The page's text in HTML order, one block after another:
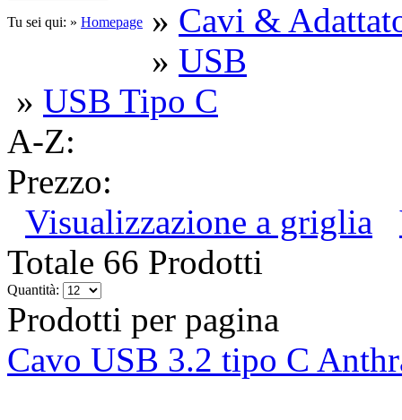
Tu sei qui: » Homepage » Cavi &
» USB
» USB Tipo C
A-Z:
Prezzo:
Visualizzazione a griglia
Totale 66 Prodotti
Quantità:
Prodotti per pagina
Cavo USB 3.2 tipo C